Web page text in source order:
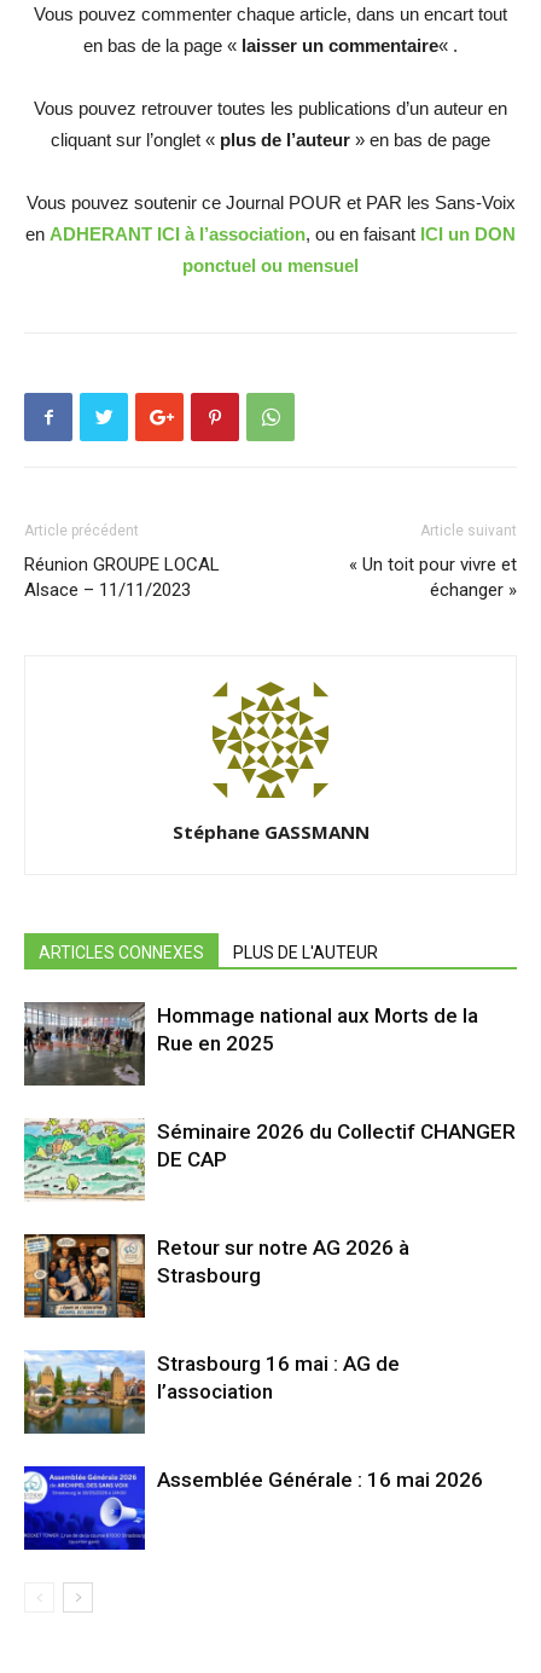
Vous pouvez commenter chaque article, dans un encart tout
en bas de la page « laisser un commentaire« .
Vous pouvez retrouver toutes les publications d’un auteur en
cliquant sur l’onglet « plus de l’auteur » en bas de page
Vous pouvez soutenir ce Journal POUR et PAR les Sans-Voix
en ADHERANT ICI à l’association, ou en faisant ICI un DON
ponctuel ou mensuel
Article précédent
Réunion GROUPE LOCAL
Alsace – 11/11/2023
Article suivant
« Un toit pour vivre et
échanger »
Stéphane GASSMANN
ARTICLES CONNEXES PLUS DE L'AUTEUR
Hommage national aux Morts de la
Rue en 2025
Séminaire 2026 du Collectif CHANGER
DE CAP
Retour sur notre AG 2026 à
Strasbourg
Strasbourg 16 mai : AG de
l’association
Assemblée Générale : 16 mai 2026